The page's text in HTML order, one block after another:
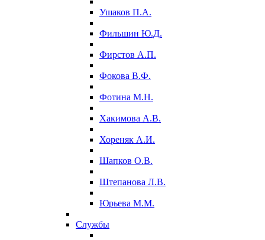
Ушаков П.А.
Фильшин Ю.Д.
Фирстов А.П.
Фокова В.Ф.
Фотина М.Н.
Хакимова А.В.
Хореняк А.И.
Шапков О.В.
Штепанова Л.В.
Юрьева М.М.
Службы